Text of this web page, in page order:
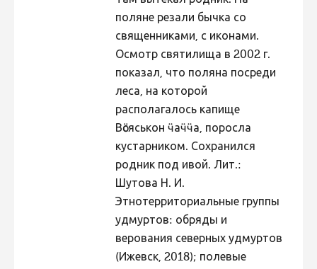
Hiite kuvavõistlus 2009
Hiite kuvavõistlus 2008
поляне резали бычка со
священниками, с иконами.
Осмотр святилища в 2002 г.
показал, что поляна посреди
леса, на которой
располагалось капище
Вӧсяськон ӵаӵӵа, поросла
кустарником. Сохранился
родник под ивой. Лит.:
Шутова Н. И.
Этнотерриториальные группы
удмуртов: обряды и
верования северных удмуртов
(Ижевск, 2018); полевые